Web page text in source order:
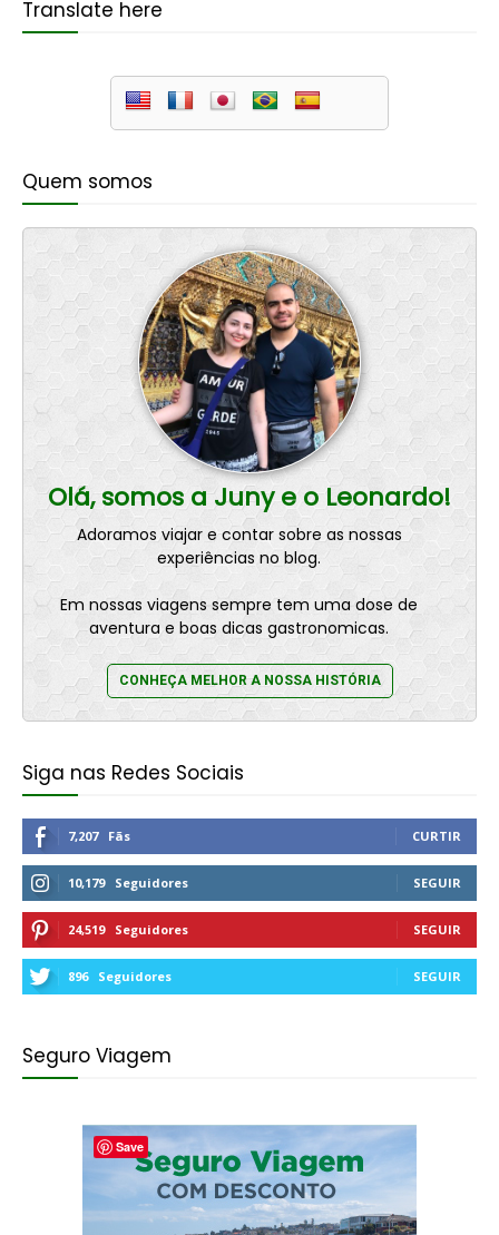
Translate here
Quem somos
Olá, somos a Juny e o Leonardo!
Adoramos viajar e contar sobre as nossas
experiências no blog.
Em nossas viagens sempre tem uma dose de
aventura e boas dicas gastronomicas.
CONHEÇA MELHOR A NOSSA HISTÓRIA
Siga nas Redes Sociais
7,207 Fãs CURTIR
10,179 Seguidores SEGUIR
24,519 Seguidores SEGUIR
896 Seguidores SEGUIR
Seguro Viagem
Save